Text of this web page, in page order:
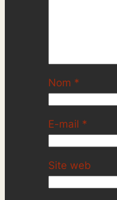
Nom *
E-mail *
Site web